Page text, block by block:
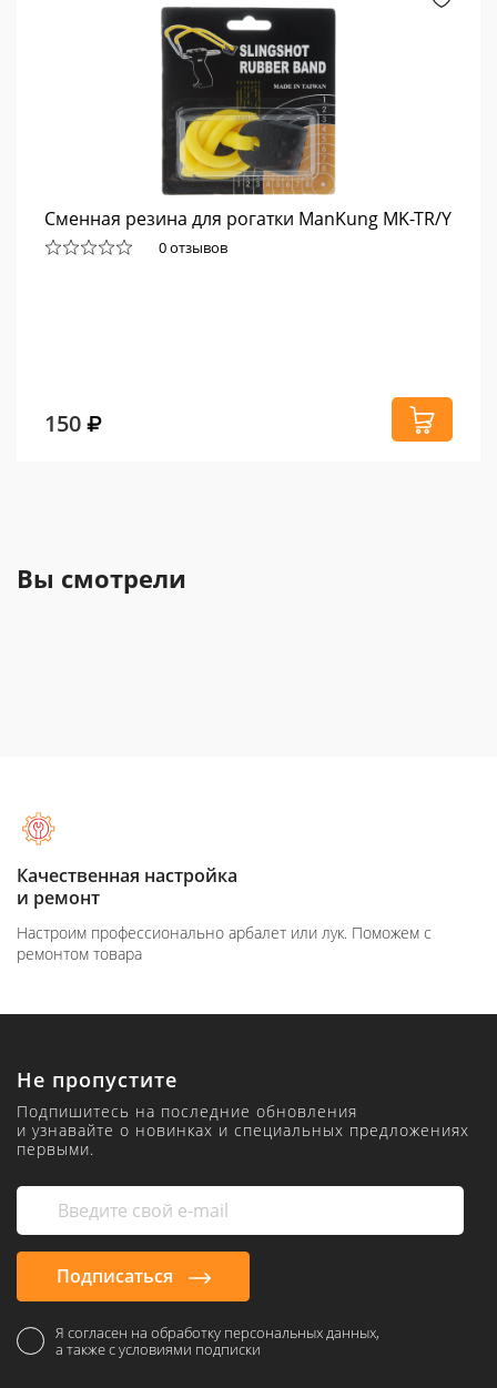
Сменная резина для рогатки ManKung MK-TR/Y
0 отзывов
150
Вы смотрели
Качественная настройка
и ремонт
Настроим профессионально арбалет или лук. Поможем с
ремонтом товара
Не пропустите
Подпишитесь на последние обновления
и узнавайте о новинках и специальных предложениях
первыми.
Подписаться
Я согласен на обработку персональных данных,
а также с условиями подписки